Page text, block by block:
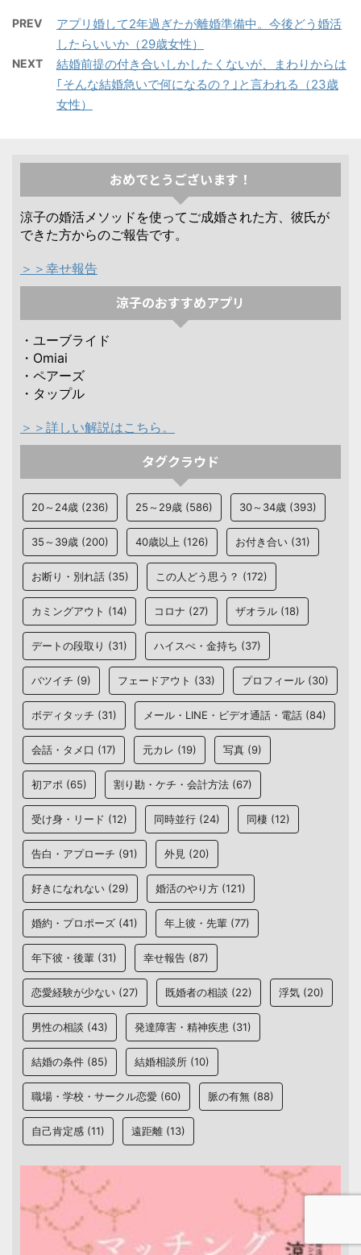
PREV
アプリ婚して2年過ぎたが離婚準備中。今後どう婚活
したらいいか（29歳女性）
NEXT
結婚前提の付き合いしかしたくないが、まわりからは
｢そんな結婚急いで何になるの？｣と言われる（23歳
女性）
おめでとうございます！
涼子の婚活メソッドを使ってご成婚された方、彼氏が
できた方からのご報告です。
＞＞幸せ報告
涼子のおすすめアプリ
・ユーブライド
・Omiai
・ペアーズ
・タップル
＞＞詳しい解説はこちら。
タグクラウド
20～24歳 (236) 25～29歳 (586) 30～34歳 (393)
35～39歳 (200) 40歳以上 (126) お付き合い (31)
お断り・別れ話 (35) この人どう思う？ (172)
カミングアウト (14) コロナ (27) ザオラル (18)
デートの段取り (31) ハイスぺ・金持ち (37)
バツイチ (9) フェードアウト (33) プロフィール (30)
ボディタッチ (31) メール・LINE・ビデオ通話・電話 (84)
会話・タメ口 (17) 元カレ (19) 写真 (9)
初アポ (65) 割り勘・ケチ・会計方法 (67)
受け身・リード (12) 同時並行 (24) 同棲 (12)
告白・アプローチ (91) 外見 (20)
好きになれない (29) 婚活のやり方 (121)
婚約・プロポーズ (41) 年上彼・先輩 (77)
年下彼・後輩 (31) 幸せ報告 (87)
恋愛経験が少ない (27) 既婚者の相談 (22) 浮気 (20)
男性の相談 (43) 発達障害・精神疾患 (31)
結婚の条件 (85) 結婚相談所 (10)
職場・学校・サークル恋愛 (60) 脈の有無 (88)
自己肯定感 (11) 遠距離 (13)